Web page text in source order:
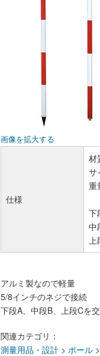
画像を拡大する
仕様
材
サ
重
下
中
上
アルミ製なので軽量
5/8インチのネジで接続
下段A、中段B、上段Cを
関連カテゴリ：
測量用品・設計 > ポール